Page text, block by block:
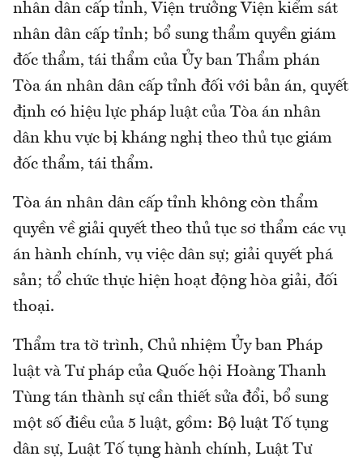
nhân dân cấp tỉnh, Viện trưởng Viện kiểm sát
nhân dân cấp tỉnh; bổ sung thẩm quyền giám
đốc thẩm, tái thẩm của Ủy ban Thẩm phán
Tòa án nhân dân cấp tỉnh đối với bản án, quyết
định có hiệu lực pháp luật của Tòa án nhân
dân khu vực bị kháng nghị theo thủ tục giám
đốc thẩm, tái thẩm.
Tòa án nhân dân cấp tỉnh không còn thẩm
quyền về giải quyết theo thủ tục sơ thẩm các vụ
án hành chính, vụ việc dân sự; giải quyết phá
sản; tổ chức thực hiện hoạt động hòa giải, đối
thoại.
Thẩm tra tờ trình, Chủ nhiệm Ủy ban Pháp
luật và Tư pháp của Quốc hội Hoàng Thanh
Tùng tán thành sự cần thiết sửa đổi, bổ sung
một số điều của 5 luật, gồm: Bộ luật Tố tụng
dân sự, Luật Tố tụng hành chính, Luật Tư